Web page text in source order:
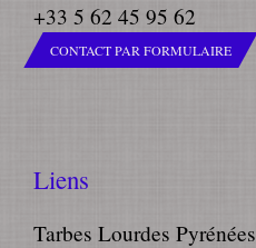
+33 5 62 45 95 62
CONTACT PAR FORMULAIRE
Liens
Tarbes Lourdes Pyrénées